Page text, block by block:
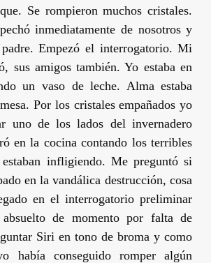
Se rompieron muchos cristales.
inmediatamente de nosotros y
Empezó el interrogatorio. Mi
sus amigos también. Yo estaba en
un vaso de leche. Alma estaba
Por los cristales empañados yo
uno de los lados del invernadero
en la cocina contando los terribles
infligiendo. Me preguntó si
en la vandálica destrucción, cosa
en el interrogatorio preliminar
de momento por falta de
Siri en tono de broma y como
había conseguido romper algún